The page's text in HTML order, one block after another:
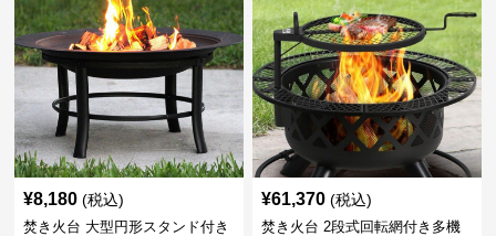
¥8,180 (税込)
焚き火台 大型円形スタンド付き
¥61,370 (税込)
焚き火台 2段式回転網付き多機